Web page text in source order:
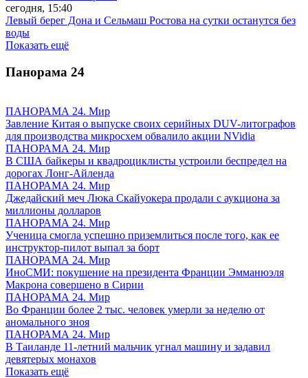
сегодня, 15:40
Левый берег Дона и Сельмаш Ростова на сутки останутся без
воды
Показать ещё
Панорама 24
ПАНОРАМА 24. Мир
Завление Китая о выпуске своих серийных DUV-литографов
для производства микросхем обвалило акции NVidia
ПАНОРАМА 24. Мир
В США байкеры и квадроциклисты устроили беспредел на
дорогах Лонг-Айленда
ПАНОРАМА 24. Мир
Джедайский меч Люка Скайуокера продали с аукциона за
миллионы долларов
ПАНОРАМА 24. Мир
Ученица смогла успешно приземлиться после того, как ее
инструктор-пилот выпал за борт
ПАНОРАМА 24. Мир
ИноСМИ: покушение на президента Франции Эмманюэля
Макрона совершено в Сирии
ПАНОРАМА 24. Мир
Во Франции более 2 тыс. человек умерли за неделю от
аномального зноя
ПАНОРАМА 24. Мир
В Таиланде 11-летний мальчик угнал машину и задавил
девятерых монахов
Показать ещё